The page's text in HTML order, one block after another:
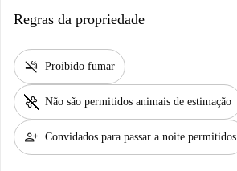
Regras da propriedade
smoke_free Proibido fumar
pet_supplies Não são permitidos animais de estimação
person_add Convidados para passar a noite permitidos